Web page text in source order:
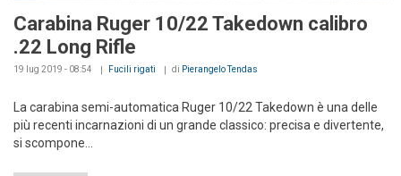
Carabina Ruger 10/22 Takedown calibro
.22 Long Rifle
19 lug 2019 - 08:54 Fucili rigati di Pierangelo Tendas
La carabina semi-automatica Ruger 10/22 Takedown è una delle
più recenti incarnazioni di un grande classico: precisa e divertente,
si scompone...